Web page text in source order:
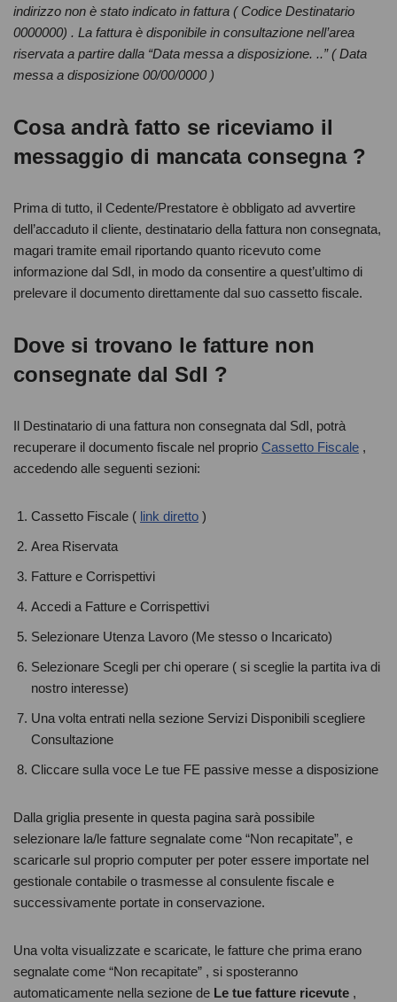
indirizzo non è stato indicato in fattura ( Codice Destinatario
0000000) . La fattura è disponibile in consultazione nell’area
riservata a partire dalla “Data messa a disposizione. ..” ( Data
messa a disposizione 00/00/0000 )
Cosa andrà fatto se riceviamo il
messaggio di mancata consegna ?
Prima di tutto, il Cedente/Prestatore è obbligato ad avvertire
dell’accaduto il cliente, destinatario della fattura non consegnata,
magari tramite email riportando quanto ricevuto come
informazione dal SdI, in modo da consentire a quest’ultimo di
prelevare il documento direttamente dal suo cassetto fiscale.
Dove si trovano le fatture non
consegnate dal SdI ?
Il Destinatario di una fattura non consegnata dal SdI, potrà
recuperare il documento fiscale nel proprio Cassetto Fiscale ,
accedendo alle seguenti sezioni:
Cassetto Fiscale ( link diretto )
Area Riservata
Fatture e Corrispettivi
Accedi a Fatture e Corrispettivi
Selezionare Utenza Lavoro (Me stesso o Incaricato)
Selezionare Scegli per chi operare ( si sceglie la partita iva di
nostro interesse)
Una volta entrati nella sezione Servizi Disponibili scegliere
Consultazione
Cliccare sulla voce Le tue FE passive messe a disposizione
Dalla griglia presente in questa pagina sarà possibile
selezionare la/le fatture segnalate come “Non recapitate”, e
scaricarle sul proprio computer per poter essere importate nel
gestionale contabile o trasmesse al consulente fiscale e
successivamente portate in conservazione.
Una volta visualizzate e scaricate, le fatture che prima erano
segnalate come “Non recapitate” , si sposteranno
automaticamente nella sezione de Le tue fatture ricevute ,